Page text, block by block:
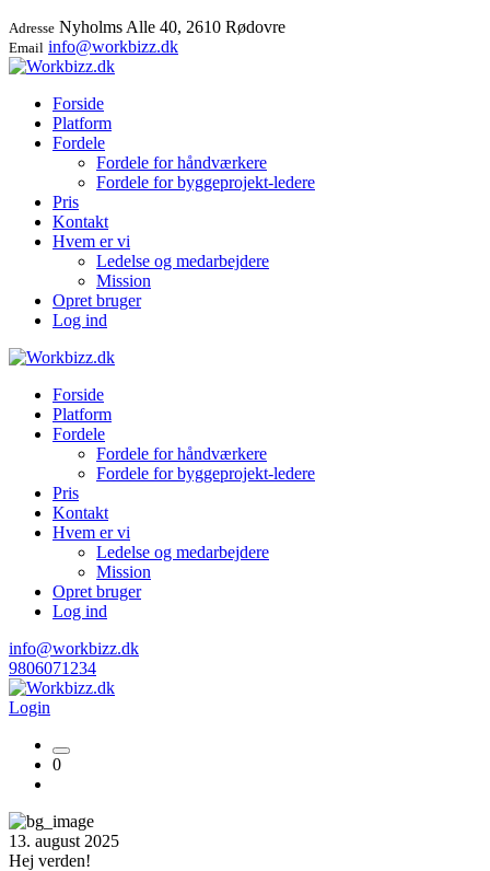
Adresse Nyholms Alle 40, 2610 Rødovre
Email info@workbizz.dk
Forside
Platform
Fordele
Fordele for håndværkere
Fordele for byggeprojekt-ledere
Pris
Kontakt
Hvem er vi
Ledelse og medarbejdere
Mission
Opret bruger
Log ind
Forside
Platform
Fordele
Fordele for håndværkere
Fordele for byggeprojekt-ledere
Pris
Kontakt
Hvem er vi
Ledelse og medarbejdere
Mission
Opret bruger
Log ind
info@workbizz.dk
9806071234
Login
0
13. august 2025
Hej verden!